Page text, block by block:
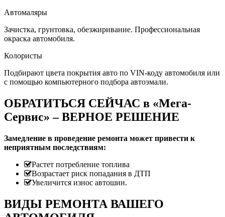
Автомаляры
Зачистка, грунтовка, обезжиривание. Профессиональная
окраска автомобиля.
Колористы
Подбирают цвета покрытия авто по VIN-коду автомобиля или
с помощью компьютерного подбора автоэмали.
ОБРАТИТЬСЯ СЕЙЧАС в «Мега-
Сервис» – ВЕРНОЕ РЕШЕНИЕ
Замедление в проведение ремонта может привести к
неприятным последствиям:
Растет потребление топлива
Возрастает риск попадания в ДТП
Увеличится износ автошин.
ВИДЫ РЕМОНТА ВАШЕГО